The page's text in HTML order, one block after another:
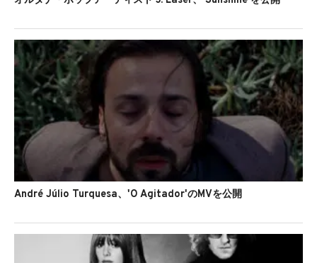
André Júlio Turquesa、'O Agitador'のMVを公開